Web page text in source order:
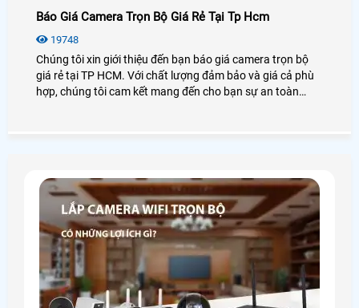
Báo Giá Camera Trọn Bộ Giá Rẻ Tại Tp Hcm
19748
Chúng tôi xin giới thiệu đến bạn báo giá camera trọn bộ
giá rẻ tại TP HCM. Với chất lượng đảm bảo và giá cả phù
hợp, chúng tôi cam kết mang đến cho bạn sự an toàn